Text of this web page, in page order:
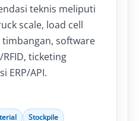
teknis meliputi
scale, load cell
software
ticketing
ERP/API.
Stockpile